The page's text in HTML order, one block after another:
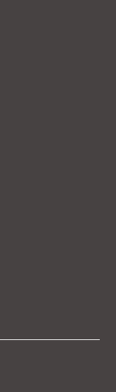
Van Der
systeem. De
worden geen
in de
en opties die
neemt.